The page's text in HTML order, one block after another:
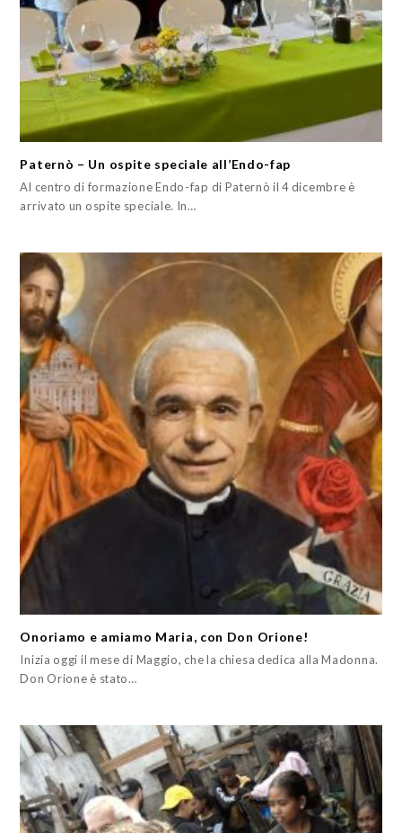
Paternò – Un ospite speciale all’Endo-fap
Al centro di formazione Endo-fap di Paternò il 4 dicembre è
arrivato un ospite speciale. In…
Onoriamo e amiamo Maria, con Don Orione!
Inizia oggi il mese di Maggio, che la chiesa dedica alla Madonna.
Don Orione è stato…